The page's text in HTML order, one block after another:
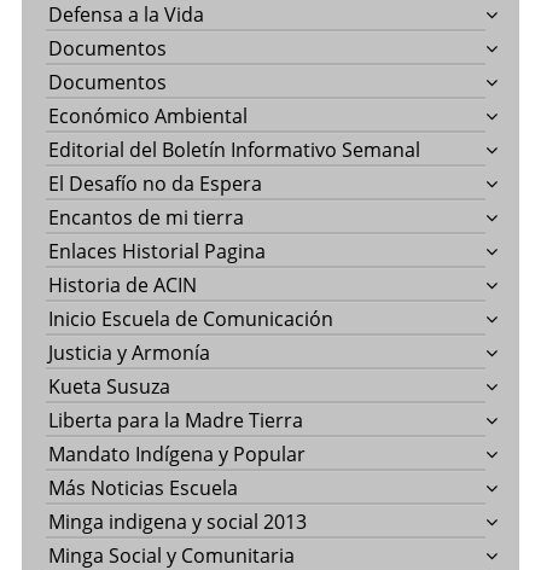
Defensa a la Vida
Documentos
Documentos
Económico Ambiental
Editorial del Boletín Informativo Semanal
El Desafío no da Espera
Encantos de mi tierra
Enlaces Historial Pagina
Historia de ACIN
Inicio Escuela de Comunicación
Justicia y Armonía
Kueta Susuza
Liberta para la Madre Tierra
Mandato Indígena y Popular
Más Noticias Escuela
Minga indigena y social 2013
Minga Social y Comunitaria